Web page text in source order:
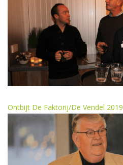
Ontbijt De Faktorij/De Vendel 2019